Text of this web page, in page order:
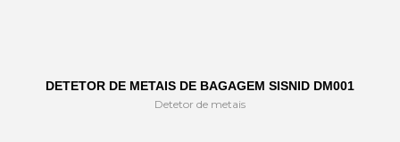
DETETOR DE METAIS DE BAGAGEM SISNID DM001
Detetor de metais